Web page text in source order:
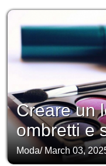
Creare un
ombretti e
Moda/ March 03,